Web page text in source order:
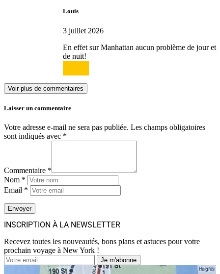
Louis
3 juillet 2026
En effet sur Manhattan aucun problème de jour et
de nuit!
Voir plus de commentaires
Laisser un commentaire
Votre adresse e-mail ne sera pas publiée. Les champs obligatoires
sont indiqués avec *
Commentaire *
Nom *
Email *
INSCRIPTION À LA NEWSLETTER
Recevez toutes les nouveautés, bons plans et astuces pour votre
prochain voyage à New York !
Je m'abonne